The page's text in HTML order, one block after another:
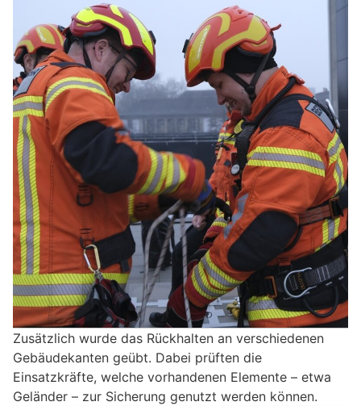
Zusätzlich wurde das Rückhalten an verschiedenen
Gebäudekanten geübt. Dabei prüften die
Einsatzkräfte, welche vorhandenen Elemente – etwa
Geländer – zur Sicherung genutzt werden können.